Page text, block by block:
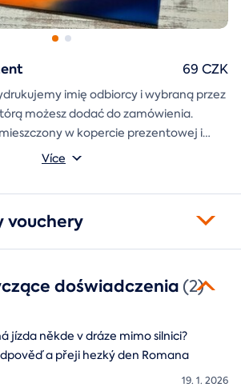
imię odbiorcy i wybraną przez
możesz dodać do zamówienia.
w kopercie prezentowej i
do Ciebie.
Více
69 CZK
vouchery
doświadczenia(2)
jízda někde v dráze mimo silnici?
a přeji hezký den Romana
19. 1. 2026